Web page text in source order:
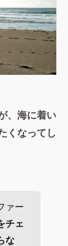
、海に着い
くなってし
ァー
チェ
な